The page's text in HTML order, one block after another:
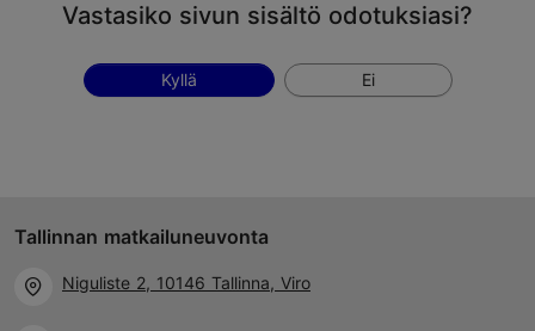
Vastasiko sivun sisältö odotuksiasi?
Kyllä Ei
Tallinnan matkailuneuvonta
Niguliste 2, 10146 Tallinna, Viro